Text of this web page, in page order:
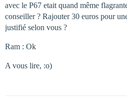
avec le P67 etait quand même
conseiller ? Rajouter 30 euros pour
justifié selon vous ?
Ram : Ok
A vous lire, :o)